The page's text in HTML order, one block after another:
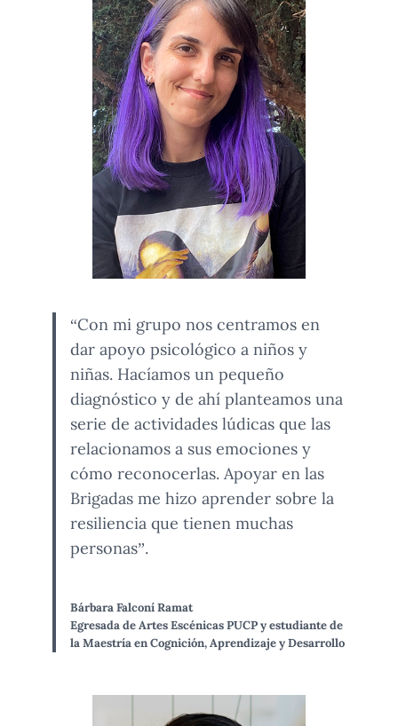
“Con mi grupo nos centramos en
dar apoyo psicológico a niños y
niñas. Hacíamos un pequeño
diagnóstico y de ahí planteamos una
serie de actividades lúdicas que las
relacionamos a sus emociones y
cómo reconocerlas. Apoyar en las
Brigadas me hizo aprender sobre la
resiliencia que tienen muchas
personas”.
Bárbara Falconí Ramat
Egresada de Artes Escénicas PUCP y estudiante de
la Maestría en Cognición, Aprendizaje y Desarrollo